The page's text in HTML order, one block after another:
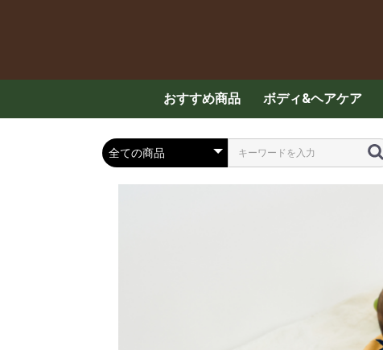
おすすめ商品 ボディ&ヘアケア
スキンケア
ハンド・ボディケア
メンズケア
ヘアケア
入浴剤